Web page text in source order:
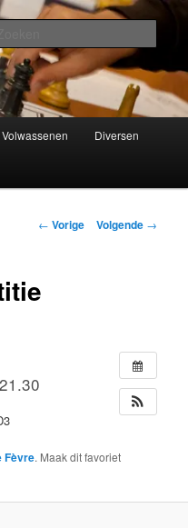
Volwassenen Diversen
Bericht
← Vorige Volgende →
Fèvre. Maak dit favoriet